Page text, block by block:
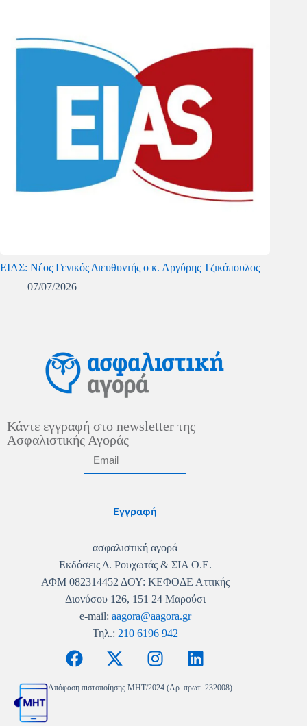
ΕΙΑΣ: Νέος Γενικός Διευθυντής ο κ. Αργύρης Τζικόπουλος
07/07/2026
Κάντε εγγραφή στο newsletter της
Ασφαλιστικής Αγοράς
Εγγραφή
ασφαλιστική αγορά
Εκδόσεις Δ. Ρουχωτάς & ΣΙΑ Ο.Ε.
ΑΦΜ 082314452 ΔΟΥ: ΚΕΦΟΔΕ Αττικής
Διονύσου 126, 151 24 Μαρούσι
e-mail: aagora@aagora.gr
Τηλ.: 210 6196 942
Απόφαση πιστοποίησης MHT/2024 (Αρ. πρωτ. 232008)